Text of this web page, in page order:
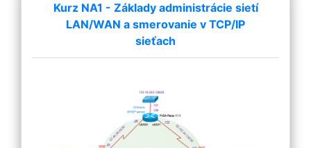
Kurz NA1 - Základy administrácie sietí
LAN/WAN a smerovanie v TCP/IP
sieťach